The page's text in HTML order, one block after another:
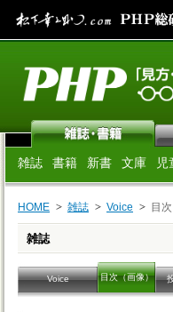
雑誌 書籍 新書 文庫 児
HOME 雑誌 Voice 目
雑誌
Voice 目次（画像）